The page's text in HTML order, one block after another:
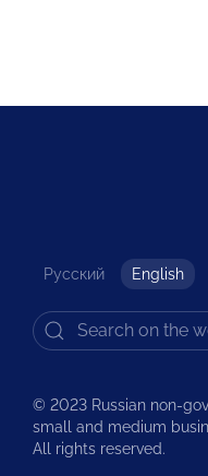
Русский English
© 2023 Russian non-
small and medium
All rights reserved.